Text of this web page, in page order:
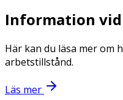
Information vid
Här kan du läsa mer om
arbetstillstånd.
Läs mer